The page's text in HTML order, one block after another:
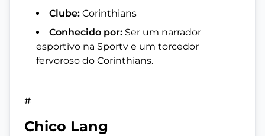
Clube: Corinthians
Conhecido por: Ser um narrador
esportivo na Sportv e um torcedor
fervoroso do Corinthians.
#
Chico Lang